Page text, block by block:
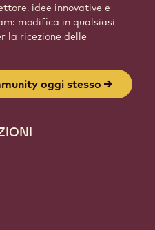
idee innovative e
modifica in qualsiasi
la ricezione delle
oggi stesso